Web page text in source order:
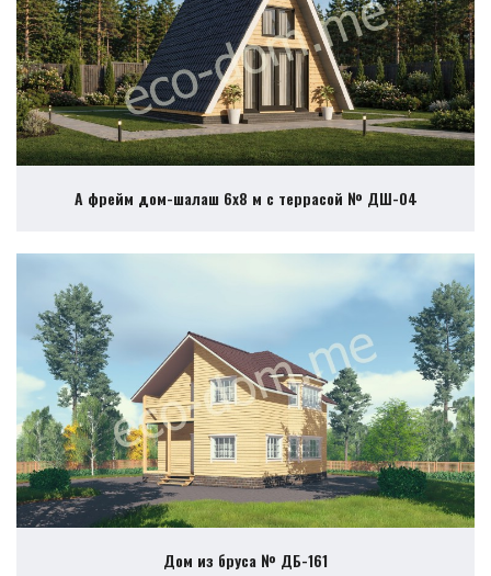
А фрейм дом-шалаш 6х8 м с террасой № ДШ-04
Дом из бруса № ДБ-161